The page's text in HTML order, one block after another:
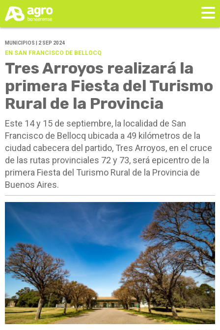
MUNICIPIOS | 2 SEP 2024
EN SAN FRANCISCO DE BELLOCQ
Tres Arroyos realizará la
primera Fiesta del Turismo
Rural de la Provincia
Este 14 y 15 de septiembre, la localidad de San
Francisco de Bellocq ubicada a 49 kilómetros de la
ciudad cabecera del partido, Tres Arroyos, en el cruce
de las rutas provinciales 72 y 73, será epicentro de la
primera Fiesta del Turismo Rural de la Provincia de
Buenos Aires.